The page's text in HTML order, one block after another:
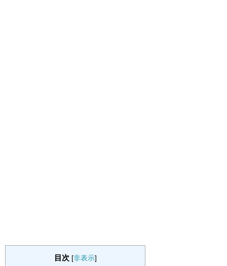
目次 [非表示]